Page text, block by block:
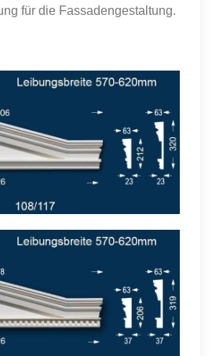
für die Fassadengestaltung.